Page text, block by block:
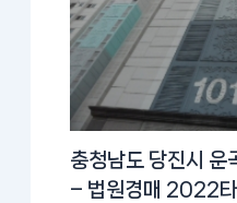
충청남도 당진시 운
– 법원경매 2022